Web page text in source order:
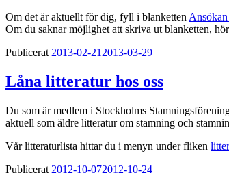
Om det är aktuellt för dig, fyll i blanketten
Om du saknar möjlighet att skriva ut blanketten,
Publicerat 2013-02-21 2013-03-29
Låna litteratur hos oss
Du som är medlem i Stockholms
aktuell som äldre litteratur om stamning och
Vår litteraturlista hittar du i menyn under fliken
Publicerat 2012-10-072012-10-24